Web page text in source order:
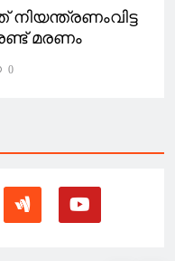
മരണം
0